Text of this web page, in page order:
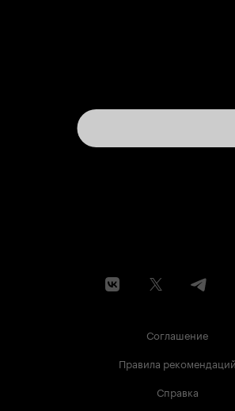
Соглашение
Правила рекомендаций
Справка